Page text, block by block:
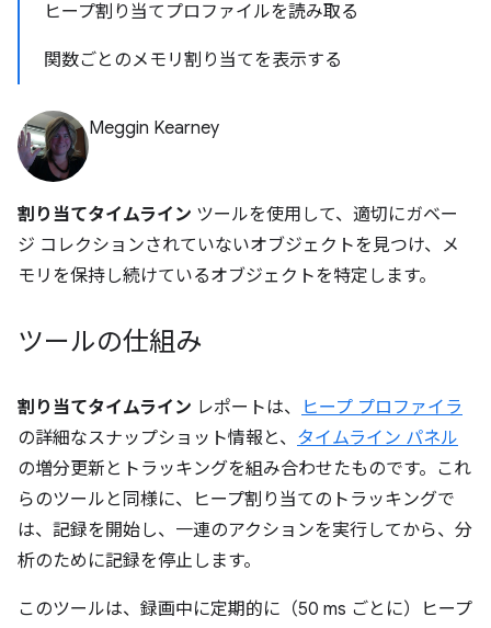
ヒープ割り当てプロファイルを読み取る
関数ごとのメモリ割り当てを表示する
Meggin Kearney
割り当てタイムライン ツールを使用して、適切にガベー
ジ コレクションされていないオブジェクトを見つけ、メ
モリを保持し続けているオブジェクトを特定します。
ツールの仕組み
割り当てタイムライン レポートは、
ヒープ プロファイラ
の詳細なスナップショット情報と、 タイムライン パネル
の増分更新とトラッキングを組み合わせたものです。これ
らのツールと同様に、ヒープ割り当てのトラッキングで
は、記録を開始し、一連のアクションを実行してから、分
析のために記録を停止します。
このツールは、録画中に定期的に（50 ms ごとに）ヒープ